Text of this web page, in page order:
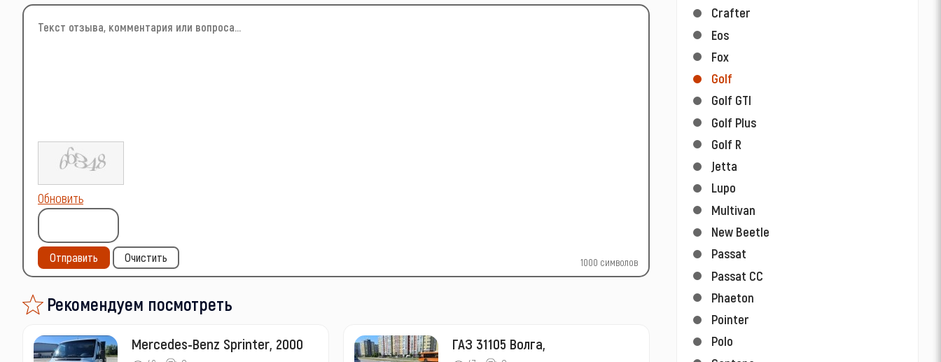
1000 символов
Обновить
Отправить Очистить
Рекомендуем посмотреть
Mercedes-Benz Sprinter, 2000 ГАЗ 31105 Волга,
Crafter
Eos
Fox
Golf
Golf GTI
Golf Plus
Golf R
Jetta
Lupo
Multivan
New Beetle
Passat
Passat CC
Phaeton
Pointer
Polo